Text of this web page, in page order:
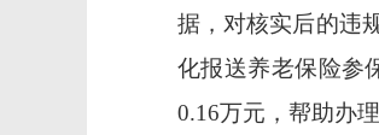
据，对核实后的违
化报送养老保险参
0.16万元，帮助办